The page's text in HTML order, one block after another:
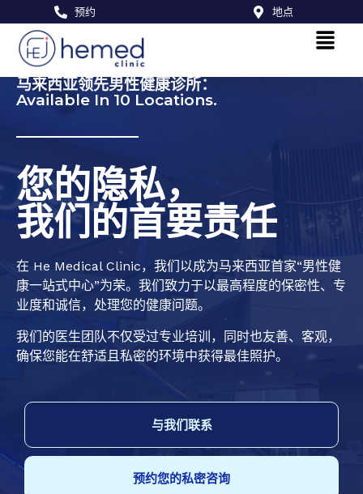
地点
预约
马来西亚领先男性健康诊所：
Available In 10 Locations.
您的隐私，
我们的首要责任
在 He Medical Clinic，我们以成为马来西亚首家“男性健
康一站式中心”为荣。我们致力于以最高程度的保密性、专
业度和诚信，处理您的健康问题。
我们的医生团队不仅受过专业培训，同时也友善、客观，
确保您能在舒适且私密的环境中获得最佳照护。
与我们联系
预约您的私密咨询